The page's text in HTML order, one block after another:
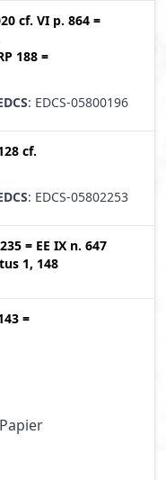
cf. VI p. 864 =
188 =
: EDCS-05800196
cf.
: EDCS-05802253
= EE IX n. 647
1, 148
=